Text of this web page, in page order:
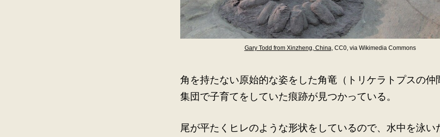
Gary Todd from Xinzheng, China, CC0, via Wikimedia Commons
角を持たない原始的な姿をした角竜（トリケラトプスの仲
集団で子育てをしていた痕跡が見つかっている。
尾が平たくヒレのような形状をしているので、水中を泳い